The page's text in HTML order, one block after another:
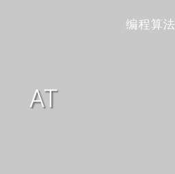
编程算法
AT